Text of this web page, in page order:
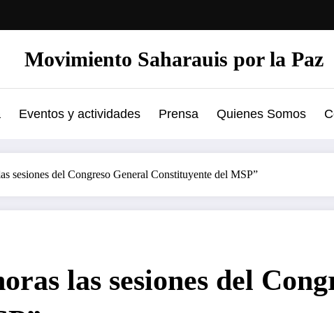
Movimiento Saharauis por la Paz
Eventos y actividades Prensa Quienes Somos
sesiones del Congreso General Constituyente del MSP”
las sesiones del